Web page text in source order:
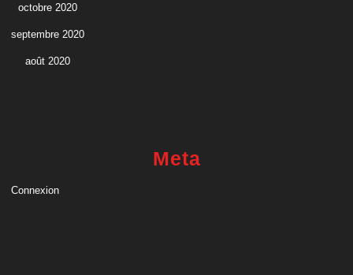
octobre 2020
septembre 2020
août 2020
Meta
Connexion